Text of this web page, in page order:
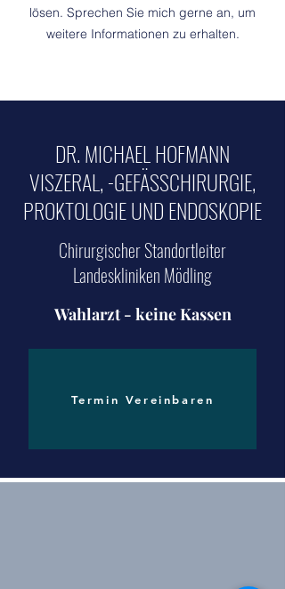
lösen. Sprechen Sie mich gerne an, um
weitere Informationen zu erhalten.
DR. MICHAEL HOFMANN
VISZERAL, -GEFÄSSCHIRURGIE,
PROKTOLOGIE UND ENDOSKOPIE
Chirurgischer Standortleiter
Landeskliniken Mödling
Wahlarzt - keine Kassen
Termin Vereinbaren